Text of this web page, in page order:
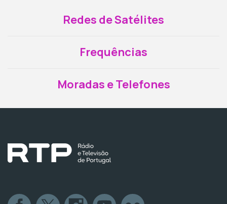
Redes de Satélites
Frequências
Moradas e Telefones